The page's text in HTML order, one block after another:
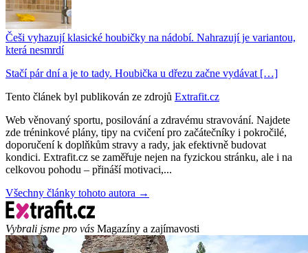
Češi vyhazují klasické houbičky na nádobí. Nahrazují je variantou,
která nesmrdí
Stačí pár dní a je to tady. Houbička u dřezu začne vydávat […]
Tento článek byl publikován ze zdrojů Extrafit.cz
Web věnovaný sportu, posilování a zdravému stravování. Najdete
zde tréninkové plány, tipy na cvičení pro začátečníky i pokročilé,
doporučení k doplňkům stravy a rady, jak efektivně budovat
kondici. Extrafit.cz se zaměřuje nejen na fyzickou stránku, ale i na
celkovou pohodu – přináší motivaci,...
Všechny články tohoto autora →
Vybrali jsme pro vás Magazíny a zajímavosti